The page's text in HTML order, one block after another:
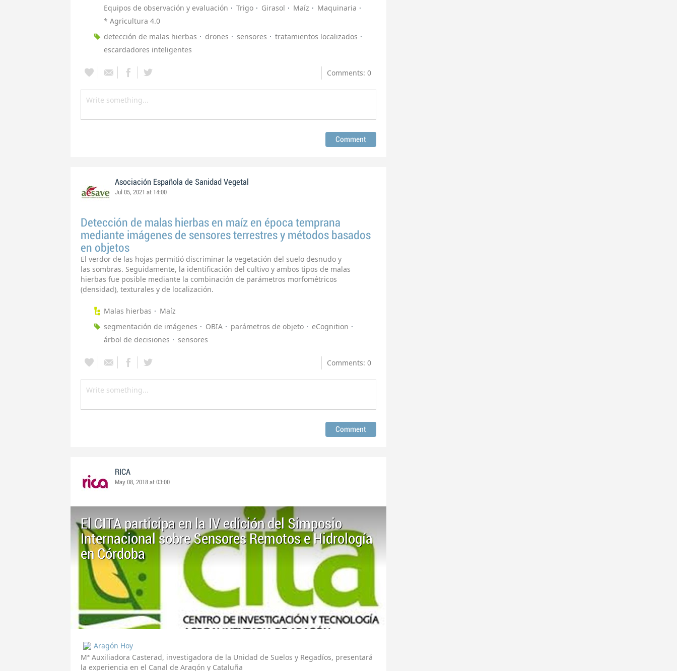
Equipos de observación y evaluación
Trigo Girasol Maíz
Maquinaria
* Agricultura 4.0
detección de malas hierbas
drones sensores
tratamientos localizados
escardadores inteligentes
Comments: 0
Asociación Española de Sanidad Vegetal
Jul 05, 2021 at 14:00
Detección de malas hierbas en maíz en época temprana
mediante imágenes de sensores terrestres y métodos basados
en objetos
El verdor de las hojas permitió discriminar la vegetación del suelo desnudo y
las sombras. Seguidamente, la identificación del cultivo y ambos tipos de malas
hierbas fue posible mediante la combinación de parámetros morfométricos
(densidad), texturales y de localización.
Malas hierbas
Maíz
segmentación de imágenes
OBIA parámetros de objeto
eCognition
árbol de decisiones
sensores
Comments: 0
RICA
May 08, 2018 at 03:00
El CITA participa en la IV edición del Simposio
Internacional sobre Sensores Remotos e Hidrología
en Córdoba
Aragón Hoy
Mª Auxiliadora Casterad, investigadora de la Unidad de Suelos y Regadíos, presentará
la experiencia en el Canal de Aragón y Cataluña